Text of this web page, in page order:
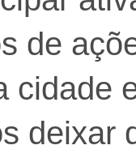
de
cidade
deixar